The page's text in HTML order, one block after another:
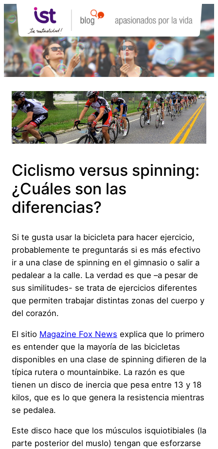
Saltar
al
contenido
Ciclismo versus spinning:
¿Cuáles son las
diferencias?
Si te gusta usar la bicicleta para hacer ejercicio,
probablemente te preguntarás si es más efectivo
ir a una clase de spinning en el gimnasio o salir a
pedalear a la calle. La verdad es que –a pesar de
sus similitudes- se trata de ejercicios diferentes
que permiten trabajar distintas zonas del cuerpo y
del corazón.
El sitio Magazine Fox News explica que lo primero
es entender que la mayoría de las bicicletas
disponibles en una clase de spinning difieren de la
típica rutera o mountainbike. La razón es que
tienen un disco de inercia que pesa entre 13 y 18
kilos, que es lo que genera la resistencia mientras
se pedalea.
Este disco hace que los músculos isquiotibiales (la
parte posterior del muslo) tengan que esforzarse